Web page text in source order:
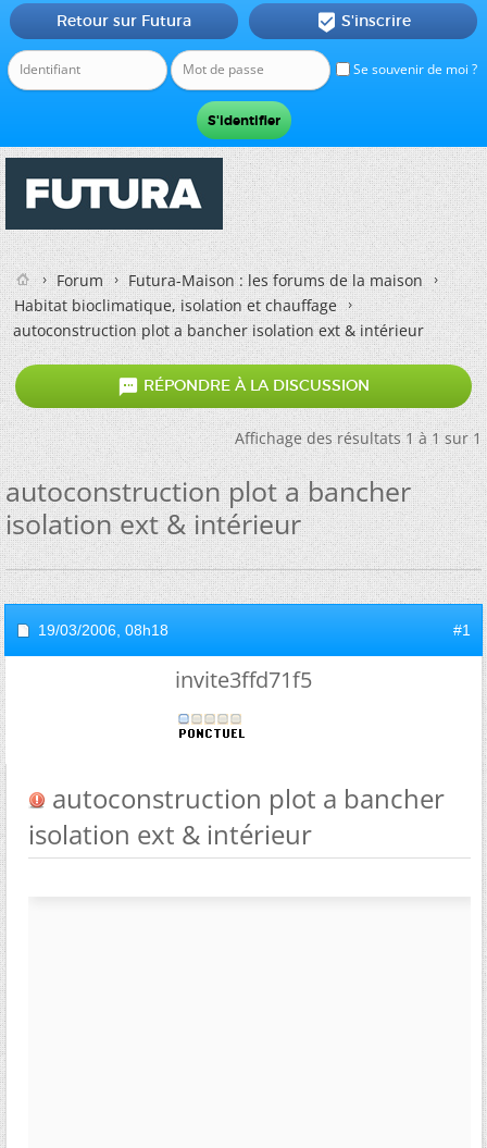
Se souvenir de moi ?
Retour sur Futura  S'inscrire
Forum
Futura-Maison : les forums de la maison
Habitat bioclimatique, isolation et chauffage
autoconstruction plot a bancher isolation ext & intérieur
 RÉPONDRE À LA DISCUSSION
Affichage des résultats 1 à 1 sur 1
autoconstruction plot a bancher
isolation ext & intérieur
19/03/2006, 08h18 #1
invite3ffd71f5
autoconstruction plot a bancher
isolation ext & intérieur